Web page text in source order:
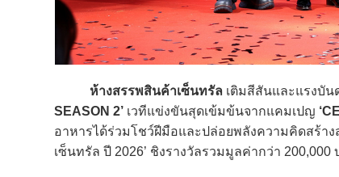
ห้างสรรพสินค้าเซ็นทรัล เติมสีสันและแรงบัน
SEASON 2’ เวทีแข่งขันสุดเข้มข้นจากแคมเปญ
อาหารได้ร่วมโชว์ฝีมือและปล่อยพลังความคิดสร้า
เซ็นทรัล ปี 2026’ ชิงรางวัลรวมมูลค่ากว่า 200,000